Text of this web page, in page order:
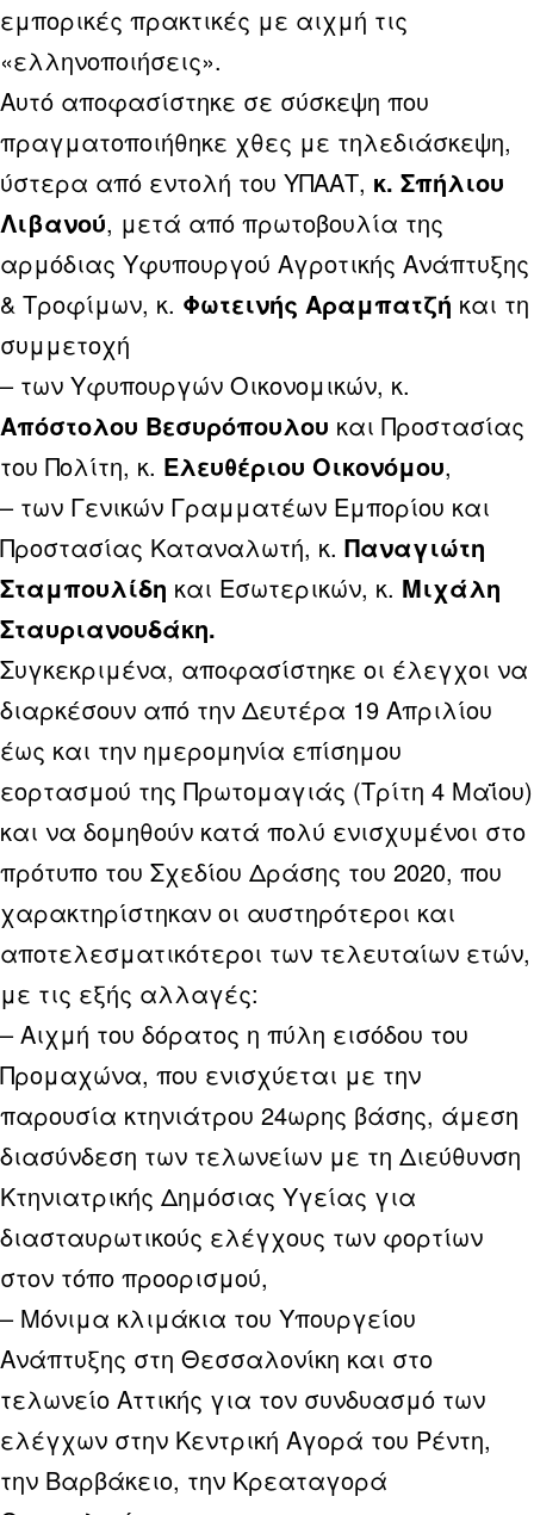
εμπορικές πρακτικές με αιχμή τις
«ελληνοποιήσεις».
Αυτό αποφασίστηκε σε σύσκεψη που
πραγματοποιήθηκε χθες με τηλεδιάσκεψη,
ύστερα από εντολή του ΥΠΑΑΤ, κ. Σπήλιου
Λιβανού, μετά από πρωτοβουλία της
αρμόδιας Υφυπουργού Αγροτικής Ανάπτυξης
& Τροφίμων, κ. Φωτεινής Αραμπατζή και τη
συμμετοχή
– των Υφυπουργών Οικονομικών, κ.
Απόστολου Βεσυρόπουλου και Προστασίας
του Πολίτη, κ. Ελευθέριου Οικονόμου,
– των Γενικών Γραμματέων Εμπορίου και
Προστασίας Καταναλωτή, κ. Παναγιώτη
Σταμπουλίδη και Εσωτερικών, κ. Μιχάλη
Σταυριανουδάκη.
Συγκεκριμένα, αποφασίστηκε οι έλεγχοι να
διαρκέσουν από την Δευτέρα 19 Απριλίου
έως και την ημερομηνία επίσημου
εορτασμού της Πρωτομαγιάς (Τρίτη 4 Μαΐου)
και να δομηθούν κατά πολύ ενισχυμένοι στο
πρότυπο του Σχεδίου Δράσης του 2020, που
χαρακτηρίστηκαν οι αυστηρότεροι και
αποτελεσματικότεροι των τελευταίων ετών,
με τις εξής αλλαγές:
– Αιχμή του δόρατος η πύλη εισόδου του
Προμαχώνα, που ενισχύεται με την
παρουσία κτηνιάτρου 24ωρης βάσης, άμεση
διασύνδεση των τελωνείων με τη Διεύθυνση
Κτηνιατρικής Δημόσιας Υγείας για
διασταυρωτικούς ελέγχους των φορτίων
στον τόπο προορισμού,
– Μόνιμα κλιμάκια του Υπουργείου
Ανάπτυξης στη Θεσσαλονίκη και στο
τελωνείο Αττικής για τον συνδυασμό των
ελέγχων στην Κεντρική Αγορά του Ρέντη,
την Βαρβάκειο, την Κρεαταγορά